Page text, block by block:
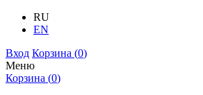
RU
EN
Вход Корзина (0)
Меню
Корзина (0)